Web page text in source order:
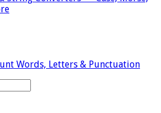
Words, Letters & Punctuation